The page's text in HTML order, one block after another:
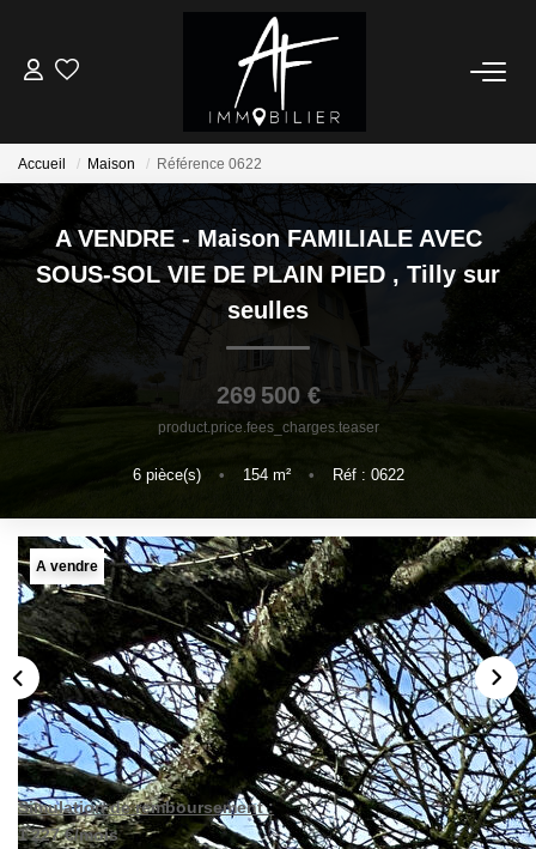
ACHETER
LOUER
ESTIMER
NOTRE AGENCE
Qui Sommes Nous
Notre Équipe
Nos Services
Nos Actualités
Avis Clients
CONTACT
Accueil Maison Référence 0622
A VENDRE - Maison FAMILIALE AVEC
SOUS-SOL VIE DE PLAIN PIED , Tilly sur
seulles
269 500 €
product.price.fees_charges.teaser
6pièce(s) • 154m² • Réf : 0622
A vendre
Simulation de remboursement :
1 227 €/mois